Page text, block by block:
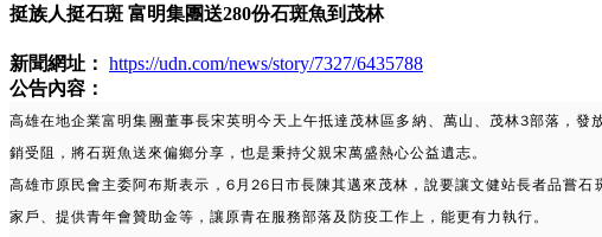
挺族人挺石斑 富明集團送280份石斑魚到茂林
新聞網址： https://udn.com/news/story/7327/6435788
公告內容：
高雄在地企業富明集團董事長宋英明今天上午抵達茂林區多納、萬山、茂林3部落，發
銷受阻，將石斑魚送來偏鄉分享，也是秉持父親宋萬盛熱心公益遺志。
高雄市原民會主委阿布斯表示，6月26日市長陳其邁來茂林，說要讓文健站長者品嘗
家戶、提供青年會贊助金等，讓原青在服務部落及防疫工作上，能更有力執行。